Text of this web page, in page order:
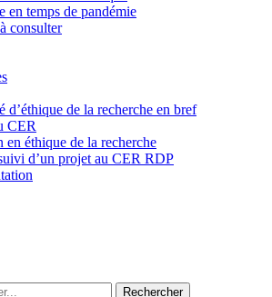
en temps de pandémie
consulter
d’éthique de la recherche en bref
CER
en éthique de la recherche
d’un projet au CER RDP
Rechercher